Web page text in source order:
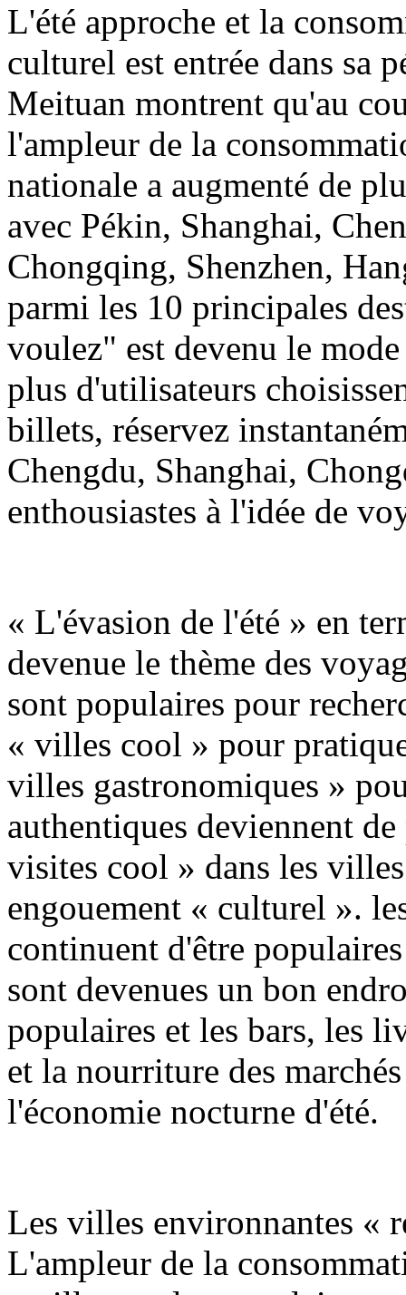
L'été approche et la
culturel est entrée dans sa
Meituan montrent qu'au
l'ampleur de la
nationale a augmenté de
avec Pékin, Shanghai,
Chongqing, Shenzhen,
parmi les 10 principales
voulez" est devenu le
plus d'utilisateurs
billets, réservez
Chengdu, Shanghai,
enthousiastes à l'idée de
« L'évasion de l'été » en
devenue le thème des
sont populaires pour
« villes cool » pour
villes gastronomiques »
authentiques deviennent
visites cool » dans les
engouement « culturel ».
continuent d'être
sont devenues un bon
populaires et les bars, les
et la nourriture des
l'économie nocturne d'été.
Les villes environnantes «
L'ampleur de la